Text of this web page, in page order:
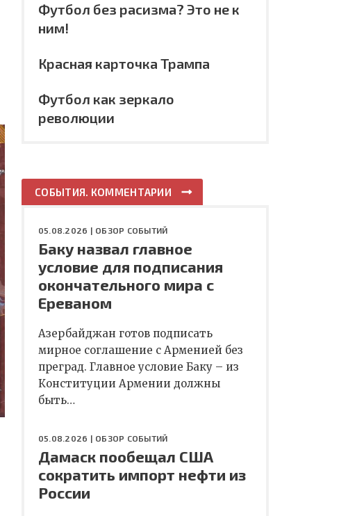
Футбол без расизма? Это не к
ним!
Красная карточка Трампа
Футбол как зеркало
революции
СОБЫТИЯ. КОММЕНТАРИИ
05.08.2026 | ОБЗОР СОБЫТИЙ
Баку назвал главное
условие для подписания
окончательного мира с
Ереваном
Азербайджан готов подписать
мирное соглашение с Арменией без
преград. Главное условие Баку – из
Конституции Армении должны
быть…
05.08.2026 | ОБЗОР СОБЫТИЙ
Дамаск пообещал США
сократить импорт нефти из
России